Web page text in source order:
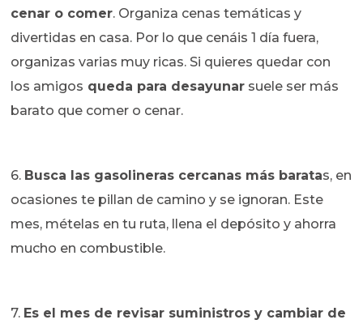
cenar o comer. Organiza cenas temáticas y
divertidas en casa. Por lo que cenáis 1 día fuera,
organizas varias muy ricas. Si quieres quedar con
los amigos queda para desayunar suele ser más
barato que comer o cenar.
6. Busca las gasolineras cercanas más baratas, en
ocasiones te pillan de camino y se ignoran. Este
mes, mételas en tu ruta, llena el depósito y ahorra
mucho en combustible.
7. Es el mes de revisar suministros y cambiar de